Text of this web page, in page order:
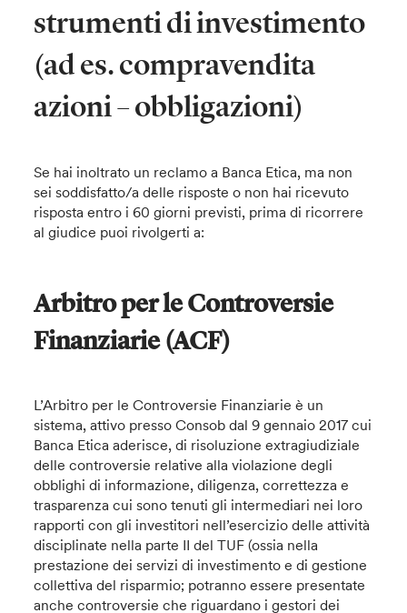
strumenti di investimento
(ad es. compravendita
azioni – obbligazioni)
Se hai inoltrato un reclamo a Banca Etica, ma non
sei soddisfatto/a delle risposte o non hai ricevuto
risposta entro i 60 giorni previsti, prima di ricorrere
al giudice puoi rivolgerti a:
Arbitro per le Controversie
Finanziarie (ACF)
L’Arbitro per le Controversie Finanziarie è un
sistema, attivo presso Consob dal 9 gennaio 2017 cui
Banca Etica aderisce, di risoluzione extragiudiziale
delle controversie relative alla violazione degli
obblighi di informazione, diligenza, correttezza e
trasparenza cui sono tenuti gli intermediari nei loro
rapporti con gli investitori nell’esercizio delle attività
disciplinate nella parte II del TUF (ossia nella
prestazione dei servizi di investimento e di gestione
collettiva del risparmio; potranno essere presentate
anche controversie che riguardano i gestori dei